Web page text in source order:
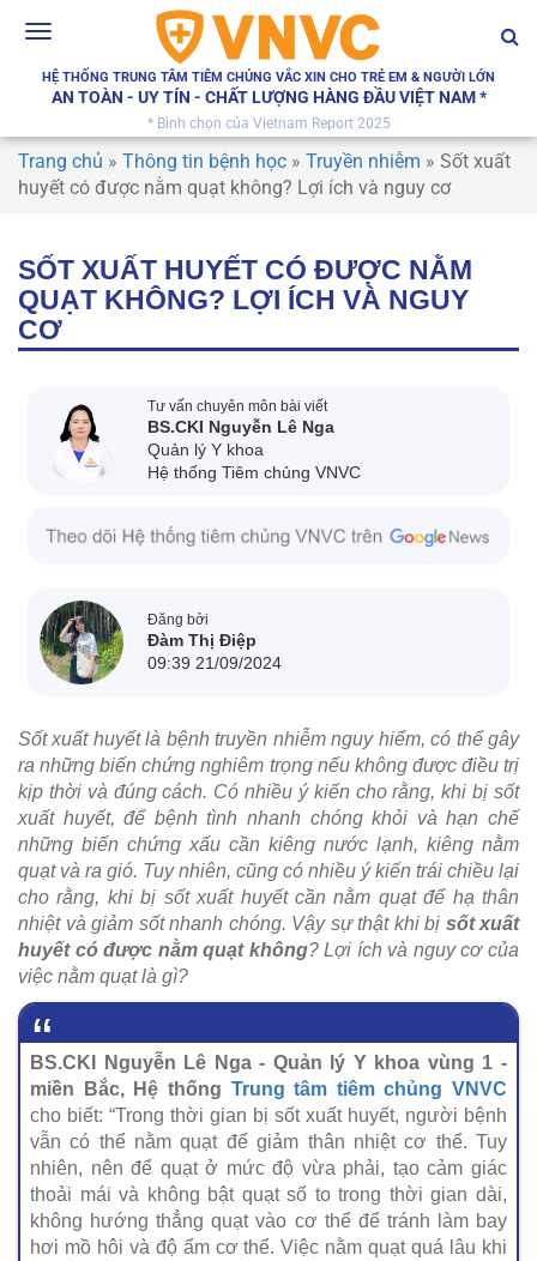
Toggle
HỆ THỐNG TRUNG TÂM TIÊM CHỦNG VẮC XIN CHO TRẺ EM & NGƯỜI LỚN
AN TOÀN - UY TÍN - CHẤT LƯỢNG HÀNG ĐẦU VIỆT NAM *
* Bình chọn của Vietnam Report 2025
Trang chủ » Thông tin bệnh học » Truyền nhiễm » Sốt xuất
huyết có được nằm quạt không? Lợi ích và nguy cơ
SỐT XUẤT HUYẾT CÓ ĐƯỢC NẰM
QUẠT KHÔNG? LỢI ÍCH VÀ NGUY
CƠ
Tư vấn chuyên môn bài viết
BS.CKI Nguyễn Lê Nga
Quản lý Y khoa
Hệ thống Tiêm chủng VNVC
Đăng bởi
Đàm Thị Điệp
09:39 21/09/2024
Sốt xuất huyết là bệnh truyền nhiễm nguy hiểm, có thể gây
ra những biến chứng nghiêm trọng nếu không được điều trị
kịp thời và đúng cách. Có nhiều ý kiến cho rằng, khi bị sốt
xuất huyết, để bệnh tình nhanh chóng khỏi và hạn chế
những biến chứng xấu cần kiêng nước lạnh, kiêng nằm
quạt và ra gió. Tuy nhiên, cũng có nhiều ý kiến trái chiều lại
cho rằng, khi bị sốt xuất huyết cần nằm quạt để hạ thân
nhiệt và giảm sốt nhanh chóng. Vậy sự thật khi bị sốt xuất
huyết có được nằm quạt không? Lợi ích và nguy cơ của
việc nằm quạt là gì?
BS.CKI Nguyễn Lê Nga - Quản lý Y khoa vùng 1 -
miền Bắc, Hệ thống Trung tâm tiêm chủng VNVC
cho biết: “Trong thời gian bị sốt xuất huyết, người bệnh
vẫn có thể nằm quạt để giảm thân nhiệt cơ thể. Tuy
nhiên, nên để quạt ở mức độ vừa phải, tạo cảm giác
thoải mái và không bật quạt số to trong thời gian dài,
không hướng thẳng quạt vào cơ thể để tránh làm bay
hơi mồ hôi và độ ẩm cơ thể. Việc nằm quạt quá lâu khi